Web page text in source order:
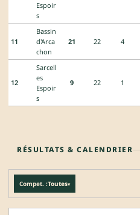
Espoir
s
11
Bassin
d'Arca
chon
21 22 4
12
Sarcell
es
Espoir
s
9 22 1
RÉSULTATS & CALENDRIER
Compet. :Toutes▾